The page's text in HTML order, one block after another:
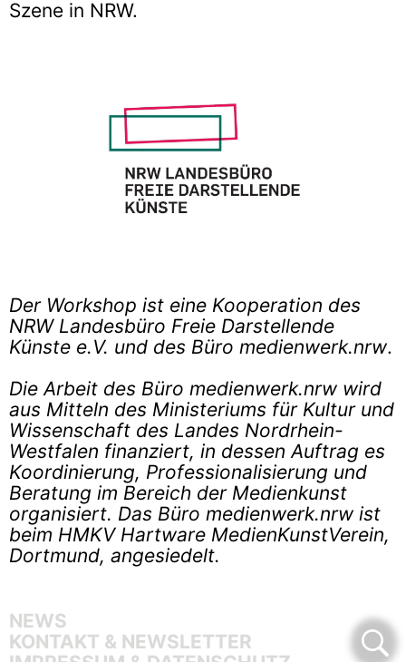
Szene in NRW.
Der Workshop ist eine Kooperation des
NRW Landesbüro Freie Darstellende
Künste e.V. und des Büro medienwerk.nrw.
Die Arbeit des Büro medienwerk.nrw wird
aus Mitteln des Ministeriums für Kultur und
Wissenschaft des Landes Nordrhein-
Westfalen finanziert, in dessen Auftrag es
Koordinierung, Professionalisierung und
Beratung im Bereich der Medienkunst
organisiert. Das Büro medienwerk.nrw ist
beim HMKV Hartware MedienKunstVerein,
Dortmund, angesiedelt.
NEWS
KONTAKT & NEWSLETTER